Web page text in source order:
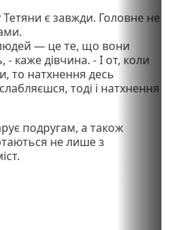
t
є завжди. Головне не
— це те, що вони
каже дівчина. - І от, коли
то натхнення десь
тоді і натхнення
подругам, а також
не лише з